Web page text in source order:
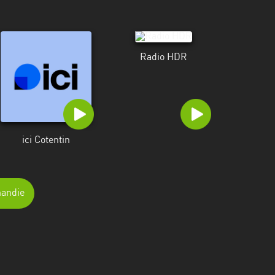
ici Cotentin
Radio HDR